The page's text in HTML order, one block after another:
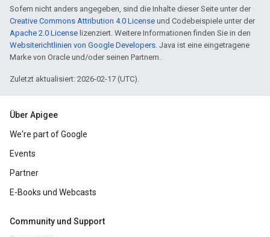
Sofern nicht anders angegeben, sind die Inhalte dieser Seite unter der
Creative Commons Attribution 4.0 License und Codebeispiele unter der
Apache 2.0 License lizenziert. Weitere Informationen finden Sie in den
Websiterichtlinien von Google Developers. Java ist eine eingetragene
Marke von Oracle und/oder seinen Partnern.
Zuletzt aktualisiert: 2026-02-17 (UTC).
Über Apigee
We're part of Google
Events
Partner
E-Books und Webcasts
Community und Support